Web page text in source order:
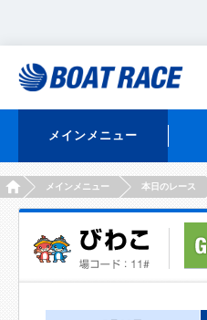
メインメニュー
HOMEメインメニュー 本日のレース